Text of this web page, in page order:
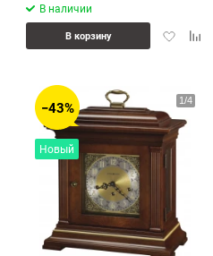
В наличии
В корзину
−43%
Новый